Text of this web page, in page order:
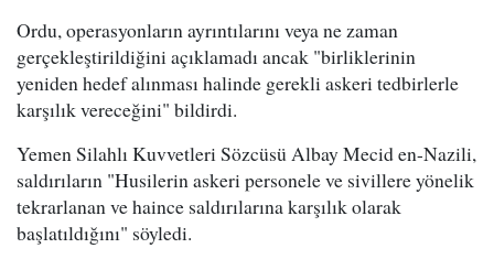
Ordu, operasyonların ayrıntılarını veya ne zaman
gerçekleştirildiğini açıklamadı ancak "birliklerinin
yeniden hedef alınması halinde gerekli askeri tedbirlerle
karşılık vereceğini" bildirdi.
Yemen Silahlı Kuvvetleri Sözcüsü Albay Mecid en-Nazili,
saldırıların "Husilerin askeri personele ve sivillere yönelik
tekrarlanan ve haince saldırılarına karşılık olarak
başlatıldığını" söyledi.